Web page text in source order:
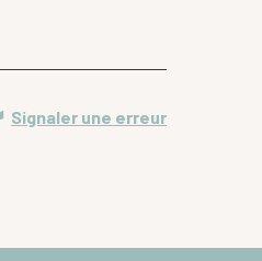
Signaler une erreur